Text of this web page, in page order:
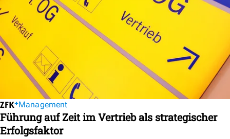
Management
Führung auf Zeit im Vertrieb als strategischer
Erfolgsfaktor